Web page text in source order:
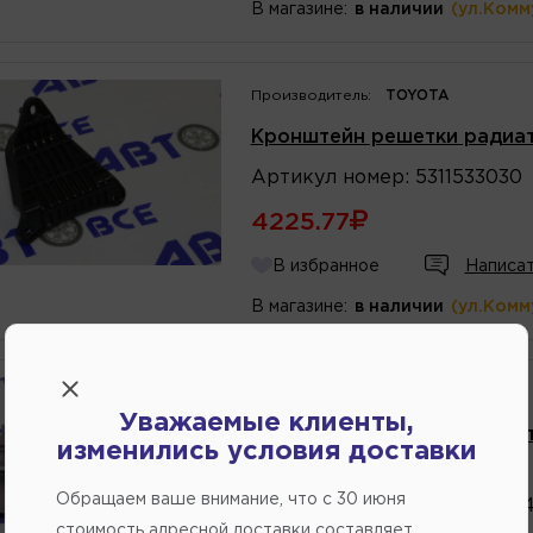
В магазине: в наличии
Производитель: TOYOTA
Кронштейн решетки
Артикул номер : 5311533030
4225.77
В избранное
В магазине: в наличии
Кронштейн решетки
Каталожныйномер
Уважаемые клиенты,
изменились условия доставки
Обращаем ваше внимание, что c 30 июня
стоимость адресной доставки составляет